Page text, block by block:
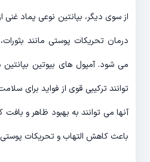
از سوی دیگر، بپانتین نوعی پماد
درمان تحریکات پوستی مانند
می شود. آمپول های بیوتین
توانند ترکیبی قوی از فواید برای
آنها می توانند به بهبود ظاهر و
باعث کاهش التهاب و تحریکات